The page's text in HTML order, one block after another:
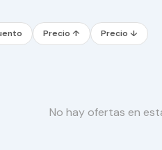
Precio ↑ Precio ↓
No hay ofertas en